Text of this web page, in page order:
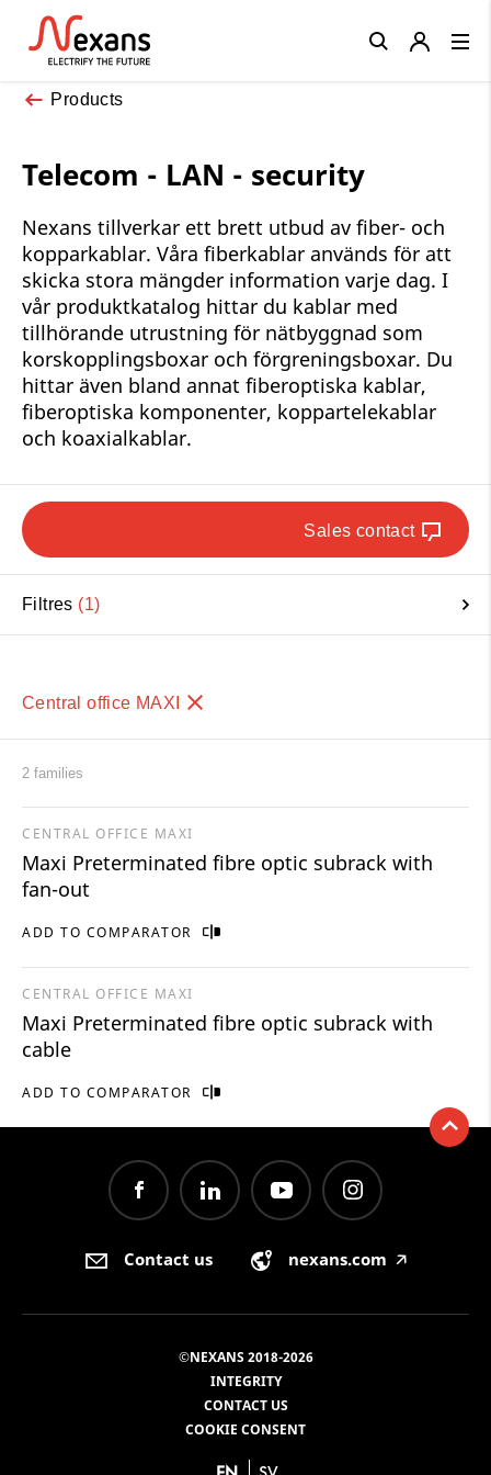
Products
Telecom - LAN - security
Nexans tillverkar ett brett utbud av fiber- och
kopparkablar. Våra fiberkablar används för att
skicka stora mängder information varje dag. I
vår produktkatalog hittar du kablar med
tillhörande utrustning för nätbyggnad som
korskopplingsboxar och förgreningsboxar. Du
hittar även bland annat fiberoptiska kablar,
fiberoptiska komponenter, koppartelekablar
och koaxialkablar.
Sales contact
Filtres 1
Central office MAXI
2 families
ADD TO COMPARATOR
CENTRAL OFFICE MAXI
Maxi Preterminated fibre optic subrack with
fan-out
ADD TO COMPARATOR
CENTRAL OFFICE MAXI
Maxi Preterminated fibre optic subrack with
cable
Close
Contact us nexans.com 🡥
©NEXANS 2018-2026
INTEGRITY
CONTACT US
COOKIE CONSENT